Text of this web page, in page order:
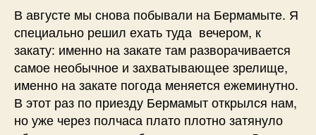
В августе мы снова побывали на Бермамыте. Я
специально решил ехать туда вечером, к
закату: именно на закате там разворачивается
самое необычное и захватывающее зрелище,
именно на закате погода меняется ежеминутно.
В этот раз по приезду Бермамыт открылся нам,
но уже через полчаса плато плотно затянуло